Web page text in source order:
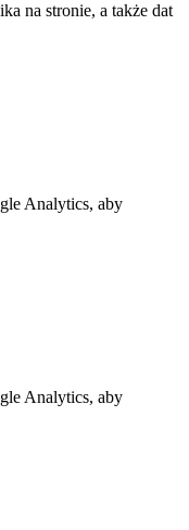
na stronie, a także dat
Analytics, aby
Analytics, aby